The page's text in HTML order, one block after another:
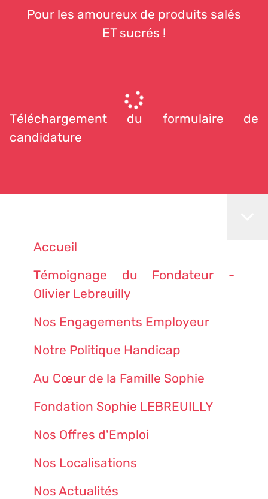
Pour les amoureux de produits salés
ET sucrés !
Téléchargement du formulaire de
candidature
Accueil
Témoignage du Fondateur -
Olivier Lebreuilly
Nos Engagements Employeur
Notre Politique Handicap
Au Cœur de la Famille Sophie
Fondation Sophie LEBREUILLY
Nos Offres d'Emploi
Nos Localisations
Nos Actualités